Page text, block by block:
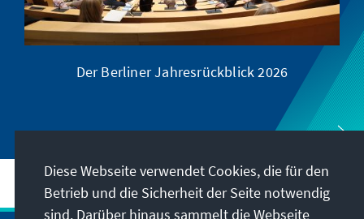
Der Berliner Jahresrückblick 2026
Diese Webseite verwendet Cookies, die für den
Betrieb und die Sicherheit der Seite notwendig
sind. Darüber hinaus sammelt die Webseite